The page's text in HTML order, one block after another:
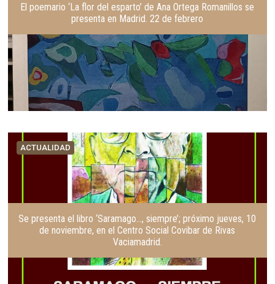
El poemario ‘La flor del esparto’ de Ana Ortega Romanillos se
presenta en Madrid. 22 de febrero
ACTUALIDAD
Se presenta el libro ‘Saramago…, siempre’; próximo jueves, 10
de noviembre, en el Centro Social Covibar de Rivas
Vaciamadrid.